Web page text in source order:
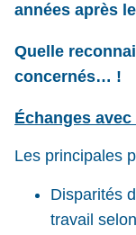
années après
Quelle
concernés… !
Échanges
Les principales
Disparités
travail